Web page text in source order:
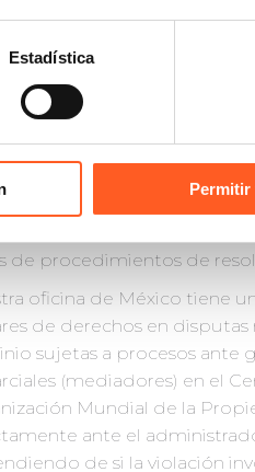
Estadística
Permitir
nombres de dominio
orillar al titular de los
para adquirir el dominio
de procedimientos de
oficina de México tiene
de derechos en
sujetas a procesos ante
(mediadores) en el
Mundial de la
ante el
de si la violación